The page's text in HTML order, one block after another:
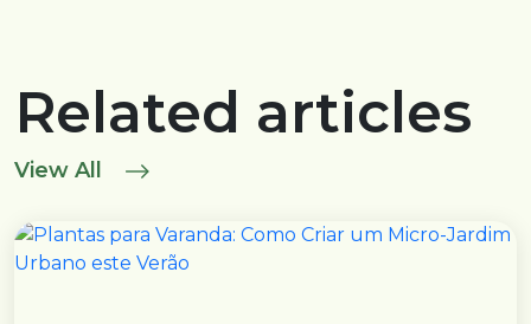
Related articles
View All